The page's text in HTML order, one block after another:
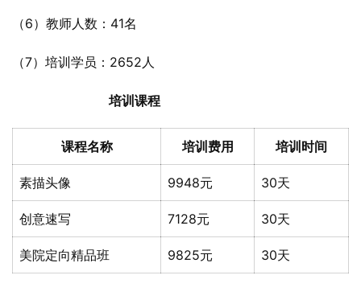
（6）教师人数：41名
（7）培训学员：2652人
培训课程
课程名称 培训费用 培训时间
素描头像 9948元 30天
创意速写 7128元 30天
美院定向精品班 9825元 30天